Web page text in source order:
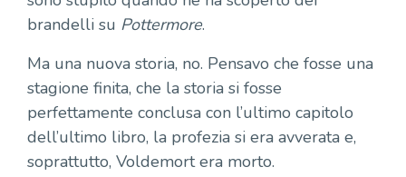
brandelli su Pottermore.
Ma una nuova storia, no. Pensavo che fosse una
stagione finita, che la storia si fosse
perfettamente conclusa con l’ultimo capitolo
dell’ultimo libro, la profezia si era avverata e,
soprattutto, Voldemort era morto.